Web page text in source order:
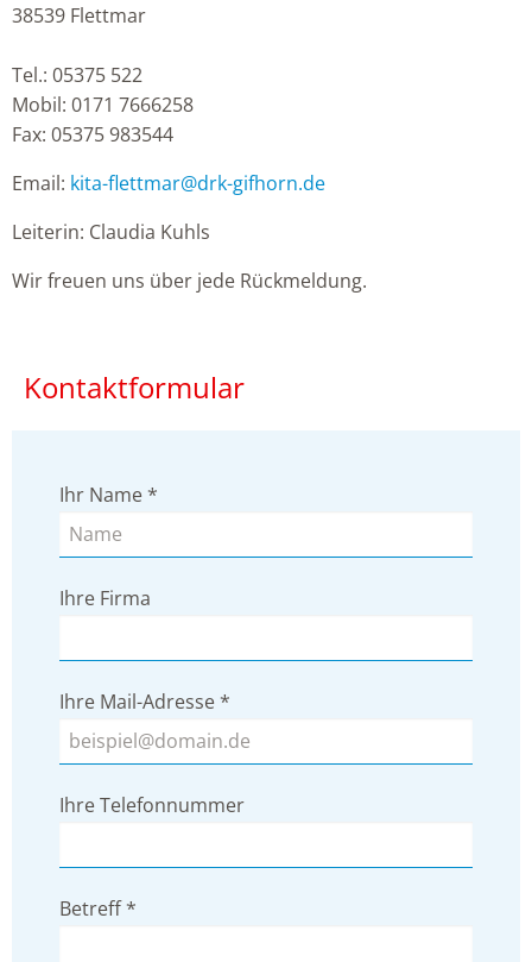
38539 Flettmar
Tel.: 05375 522
Mobil: 0171 7666258
Fax: 05375 983544
Email: kita-flettmar@drk-gifhorn.de
Leiterin: Claudia Kuhls
Wir freuen uns über jede Rückmeldung.
Kontaktformular
Ihr Name*
Ihre Firma
Ihre Mail-Adresse*
Ihre Telefonnummer
Betreff*